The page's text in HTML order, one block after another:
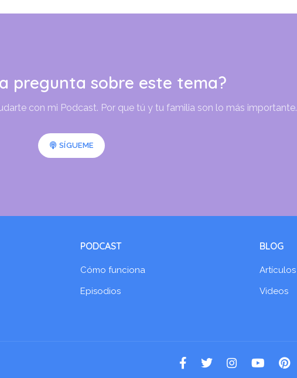
pregunta sobre este tema?
con mi Podcast. Por que tú y tu familia son lo más importante.
SÍGUEME
PODCAST
Cómo funciona
Episodios
BLOG
Artículos
Videos